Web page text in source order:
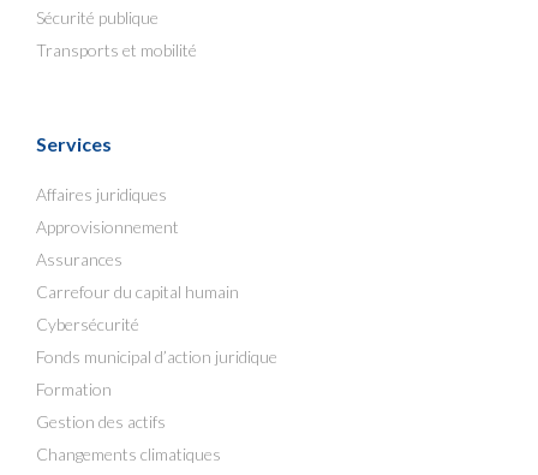
Sécurité publique
Transports et mobilité
Services
Affaires juridiques
Approvisionnement
Assurances
Carrefour du capital humain
Cybersécurité
Fonds municipal d’action juridique
Formation
Gestion des actifs
Changements climatiques